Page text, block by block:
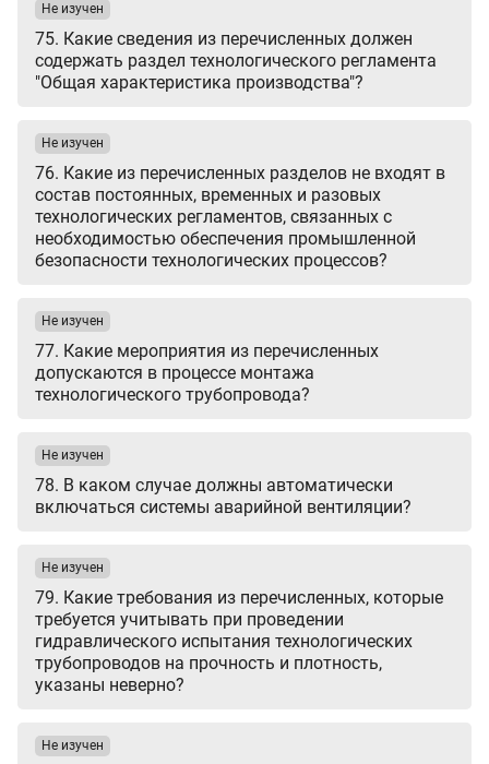
75. Какие сведения из перечисленных должен
содержать раздел технологического регламента
"Общая характеристика производства"?
Не изучен
76. Какие из перечисленных разделов не входят в
состав постоянных, временных и разовых
технологических регламентов, связанных с
необходимостью обеспечения промышленной
безопасности технологических процессов?
Не изучен
77. Какие мероприятия из перечисленных
допускаются в процессе монтажа
технологического трубопровода?
Не изучен
78. В каком случае должны автоматически
включаться системы аварийной вентиляции?
Не изучен
79. Какие требования из перечисленных, которые
требуется учитывать при проведении
гидравлического испытания технологических
трубопроводов на прочность и плотность,
указаны неверно?
Не изучен
Не изучен